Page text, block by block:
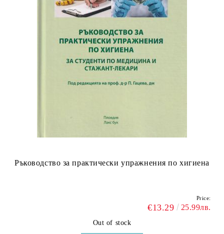
Ръководство за практически упражнения по хигиена
Price:
€13.29 25.99лв.
Out of stock